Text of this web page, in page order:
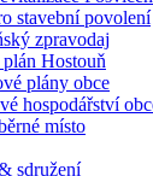
stavební povolení
zpravodaj
Hostouň
plány obce
hospodářství
místo
sdružení